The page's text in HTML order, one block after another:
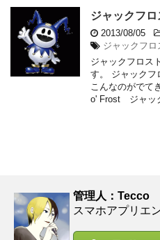
ジャックフロ
2013/08/05
ジャックフロ
ジャックフロス
す。 ジャックフ
こんなのがで
o' Frost ジャッ
管理人：Tecco
スマホアプリエ